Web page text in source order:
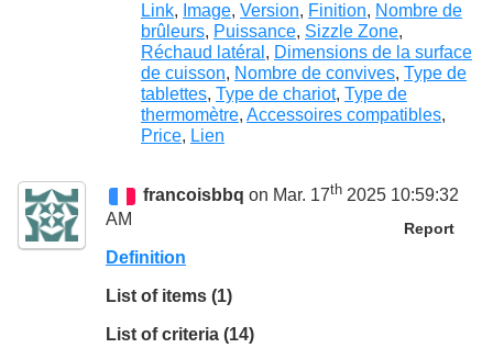
Link, Image, Version, Finition, Nombre de
brûleurs, Puissance, Sizzle Zone,
Réchaud latéral , Dimensions de la surface
de cuisson, Nombre de convives, Type de
tablettes, Type de chariot, Type de
thermomètre, Accessoires compatibles,
Price, Lien
francoisbbq on Mar. 17th 2025 10:59:32
AM
Report
Definition
List of items (1)
List of criteria (14)